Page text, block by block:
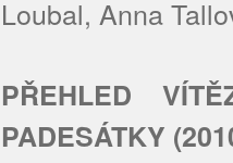
Loubal, Anna
PŘEHLED
PADESÁTKY